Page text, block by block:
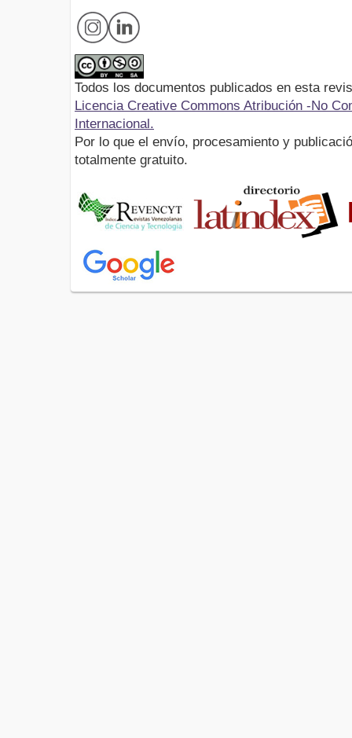
Todos los documentos publicados en esta
Licencia Creative Commons Atribución -No
Internacional.
Por lo que el envío, procesamiento y
totalmente gratuito.